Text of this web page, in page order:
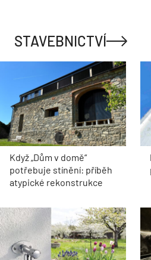
STAVEBNICTVÍ
Když „Dům v domě“
potřebuje stínění: příběh
atypické rekonstrukce